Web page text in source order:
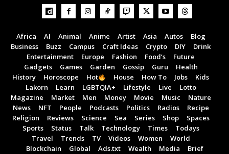
Africa AI Animal Anime Artist Asia Autos
Blog
Business
Buzz Campus Craft Ideas Crypto DIY
Drink
Entertainment
Europe Fashion Food’s
Future
Gadgets
Games Garden Gossip Guru
Health
History
Horoscope Hot House How To Jobs
Kids
Lakorn
Learn LGBTQIA+ Lifestyle Live
Lotto
Magazine
Market Men Money Movie Music
Nature
News
NFT People Podcasts Politics Radios
Recipe
Religion
Reviews Science Sea Series Shop
Spaces
Sports
Status Talk Technology Times
Todays
Travel
Trends TV Videos Women
World
Blockchain
Global Ads.txt Wealth Media Brief